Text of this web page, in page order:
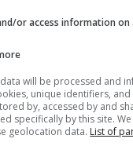
solo costoro
vacanze già
giovani sarà
durante
or access information on
will be processed and
unique identifiers,
by, accessed by and
specifically by this site.
geolocation data. List of